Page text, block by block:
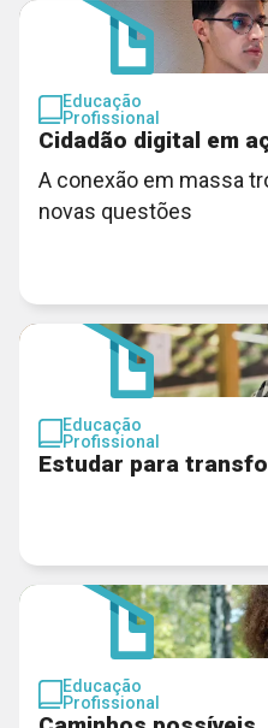
Educação
Profissional
Cidadão digital em
A conexão em massa
novas questões
Educação
Profissional
Estudar para
Educação
Profissional